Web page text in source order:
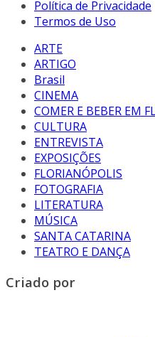
Política de Privacidade
Termos de Uso
ARTE
ARTIGO
Brasil
CINEMA
COMER E BEBER EM
CULTURA
ENTREVISTA
EXPOSIÇÕES
FLORIANÓPOLIS
FOTOGRAFIA
LITERATURA
MÚSICA
SANTA CATARINA
TEATRO E DANÇA
Criado por